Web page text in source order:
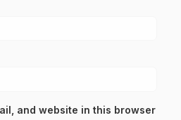
and website in this browser